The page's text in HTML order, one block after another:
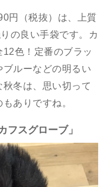
円（税抜）は、上質
の良い手袋です。カ
色！定番のブラッ
ルーなどの明るい
冬は、思い切って
ありですね。
フスグローブ」